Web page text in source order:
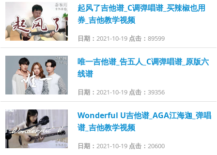
起风了吉他谱_C调弹唱谱_买辣椒也用
券_吉他教学视频
日期： 2021-10-19 点击： 89599
唯一吉他谱_告五人_C调弹唱谱_原版六
线谱
日期： 2021-10-19 点击： 39356
Wonderful U吉他谱_AGA江海迦_弹唱
谱_吉他教学视频
日期： 2021-10-19 点击： 20600